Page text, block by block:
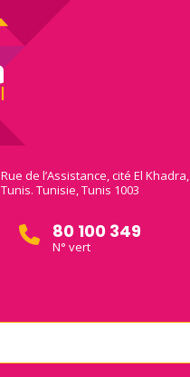
Rue de l’Assistance, cité El Khadra,
Tunis. Tunisie, Tunis 1003
80 100 349
N° vert